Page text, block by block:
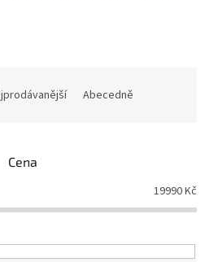
Abecedně
Cena
19990Kč